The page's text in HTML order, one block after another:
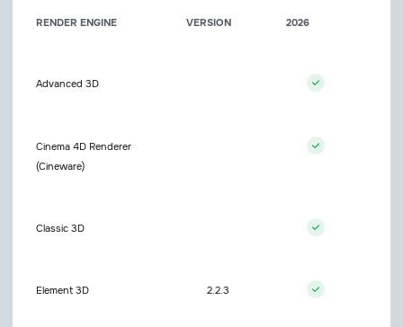
RENDER ENGINE VERSION 2026
Advanced 3D
Cinema 4D Renderer
(Cineware)
Classic 3D
Element 3D 2.2.3